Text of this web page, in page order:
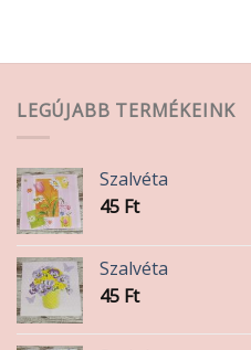
LEGÚJABB TERMÉKEINK
Szalvéta
45 Ft
Szalvéta
45 Ft